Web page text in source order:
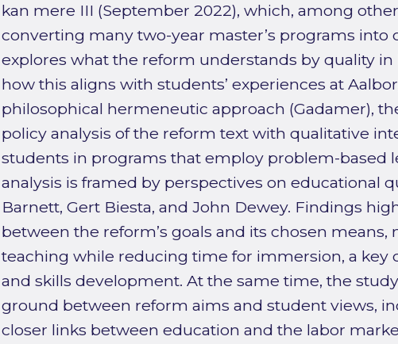
kan mere III (September 2022), which, among
converting many two-year master’s programs into
explores what the reform understands by quality
how this aligns with students’ experiences at
philosophical hermeneutic approach (Gadamer),
policy analysis of the reform text with qualitative
students in programs that employ problem-based
analysis is framed by perspectives on educational
Barnett, Gert Biesta, and John Dewey. Findings
between the reform’s goals and its chosen
teaching while reducing time for immersion, a key
and skills development. At the same time, the
ground between reform aims and student views,
closer links between education and the labor